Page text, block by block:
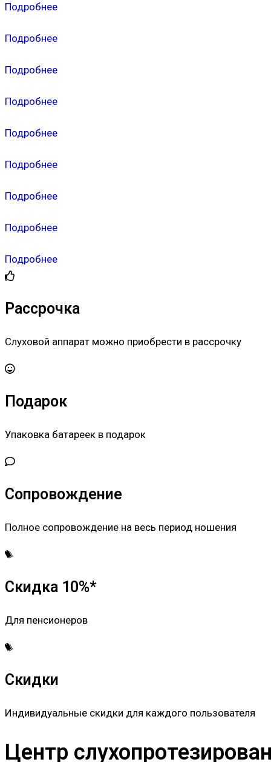
Подробнее
Подробнее
Подробнее
Подробнее
Подробнее
Подробнее
Подробнее
Подробнее
Подробнее
Рассрочка
Слуховой аппарат можно приобрести в рассрочку
Подарок
Упаковка батареек в подарок
Сопровождение
Полное сопровождение на весь период ношения
Скидка 10%*
Для пенсионеров
Скидки
Индивидуальные скидки для каждого пользователя
Центр